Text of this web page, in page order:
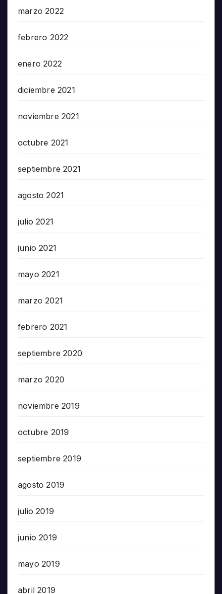
marzo 2022
febrero 2022
enero 2022
diciembre 2021
noviembre 2021
octubre 2021
septiembre 2021
agosto 2021
julio 2021
junio 2021
mayo 2021
marzo 2021
febrero 2021
septiembre 2020
marzo 2020
noviembre 2019
octubre 2019
septiembre 2019
agosto 2019
julio 2019
junio 2019
mayo 2019
abril 2019